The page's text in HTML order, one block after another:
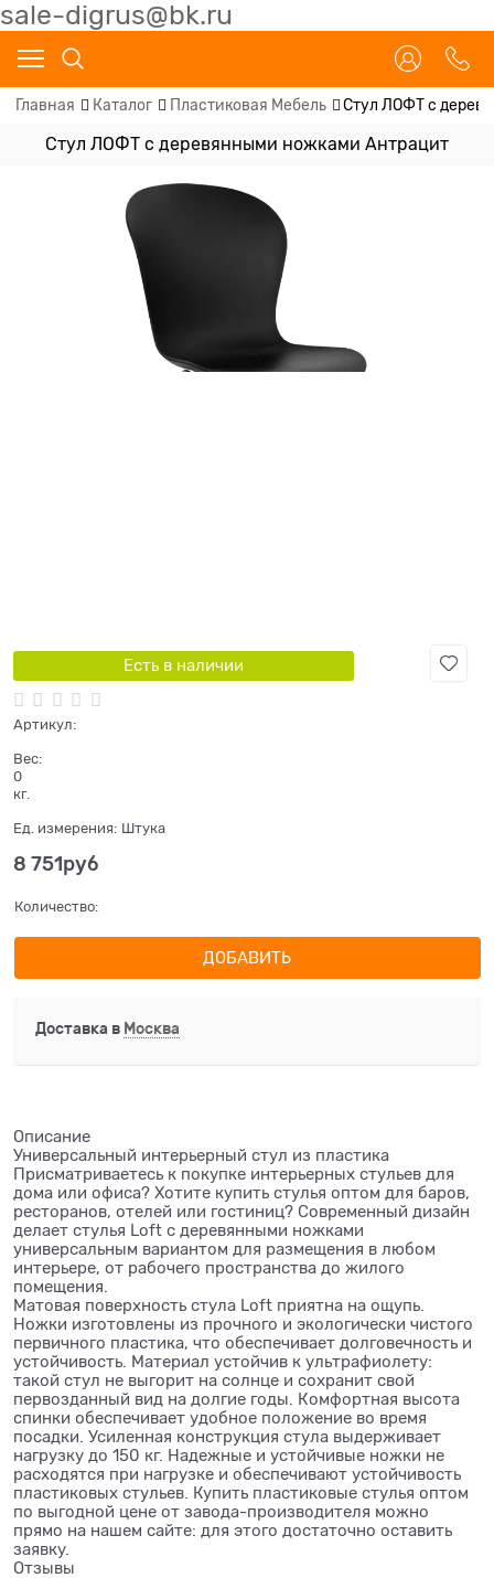
sale-digrus@bk.ru
Главная Каталог Пластиковая Мебель Стул ЛОФТ с
Стул ЛОФТ с деревянными ножками Антрацит
Есть в наличии
Артикул:
Вес:
0
кг.
Ед. измерения: Штука
8 751 руб
Количество:
ДОБАВИТЬ
Доставка в Москва
Описание
Универсальный интерьерный стул из пластика
Присматриваетесь к покупке интерьерных стульев для
дома или офиса? Хотите купить стулья оптом для баров,
ресторанов, отелей или гостиниц? Современный дизайн
делает стулья Loft с деревянными ножками
универсальным вариантом для размещения в любом
интерьере, от рабочего пространства до жилого
помещения.
Матовая поверхность стула Loft приятна на ощупь.
Ножки изготовлены из прочного и экологически чистого
первичного пластика, что обеспечивает долговечность и
устойчивость. Материал устойчив к ультрафиолету:
такой стул не выгорит на солнце и сохранит свой
первозданный вид на долгие годы. Комфортная высота
спинки обеспечивает удобное положение во время
посадки. Усиленная конструкция стула выдерживает
нагрузку до 150 кг. Надежные и устойчивые ножки не
расходятся при нагрузке и обеспечивают устойчивость
пластиковых стульев. Купить пластиковые стулья оптом
по выгодной цене от завода-производителя можно
прямо на нашем сайте: для этого достаточно оставить
заявку.
Отзывы